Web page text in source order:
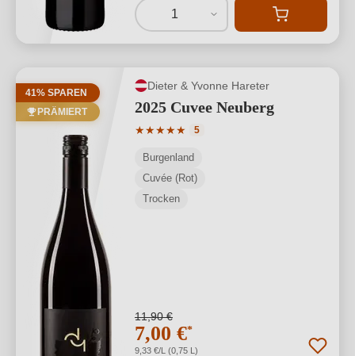
1
41% SPAREN
PRÄMIERT
Dieter & Yvonne Hareter
2025 Cuvee Neuberg
★★★★★
Durchschnittliche Bewertung von 5
5
Burgenland
Cuvée (Rot)
Trocken
11,90 €
7,00 €*
9,33 €/L (0,75 L)